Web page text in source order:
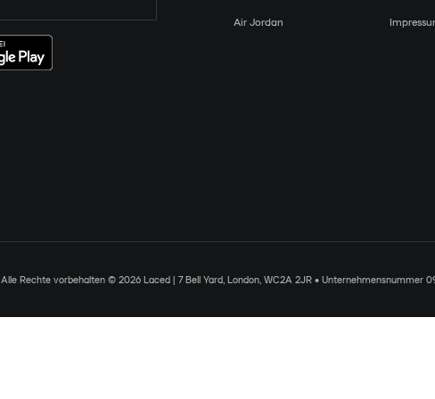
Air Jordan
Alle Rechte vorbehalten © 2026 Laced | 7 Bell Yard, London, WC2A 2JR • Unternehmensnummer